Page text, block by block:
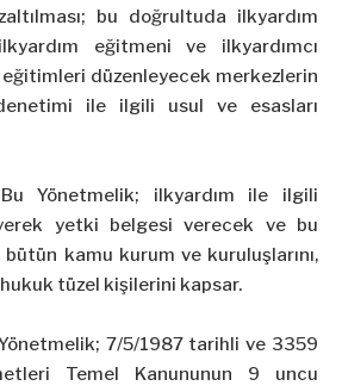
bu doğrultuda ilkyardım
eğitmeni ve ilkyardımcı
düzenleyecek merkezlerin
ile ilgili usul ve esasları
Yönetmelik; ilkyardım ile ilgili
yetki belgesi verecek ve bu
kamu kurum ve kuruluşlarını,
tüzel kişilerini kapsar.
7/5/1987 tarihli ve 3359
Temel Kanununun 9 uncu